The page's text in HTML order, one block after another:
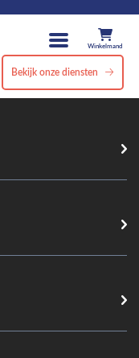
Winkelmand
Bekijk onze diensten